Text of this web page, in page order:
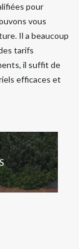
pour
vous
Il a beaucoup
tarifs
il suffit de
efficaces et